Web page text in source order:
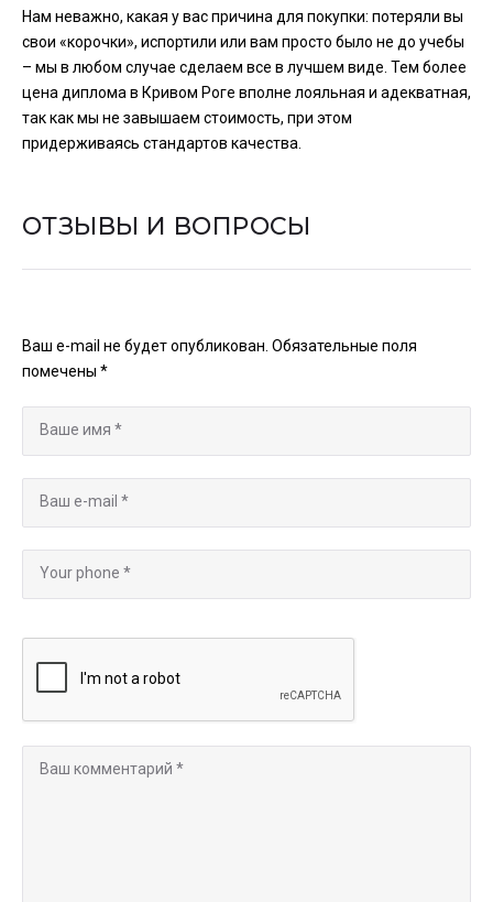
Нам неважно, какая у вас причина для покупки: потеряли вы
свои «корочки», испортили или вам просто было не до учебы
– мы в любом случае сделаем все в лучшем виде. Тем более
цена диплома в Кривом Роге вполне лояльная и адекватная,
так как мы не завышаем стоимость, при этом
придерживаясь стандартов качества.
ОТЗЫВЫ И ВОПРОСЫ
Ваш e-mail не будет опубликован. Обязательные поля
помечены *